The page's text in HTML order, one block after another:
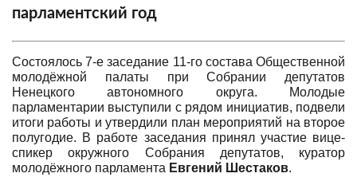
парламентский год
Состоялось 7-е заседание 11-го состава Общественной
молодёжной палаты при Собрании депутатов
Ненецкого автономного округа. Молодые
парламентарии выступили с рядом инициатив, подвели
итоги работы и утвердили план мероприятий на второе
полугодие. В работе заседания принял участие вице-
спикер окружного Собрания депутатов, куратор
молодёжного парламента Евгений Шестаков.